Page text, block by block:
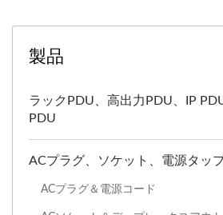
製品
ラックPDU、高出力PDU、IP
PDU
ACプラグ、ソケット、電源タッ
ACプラグ＆電源コード